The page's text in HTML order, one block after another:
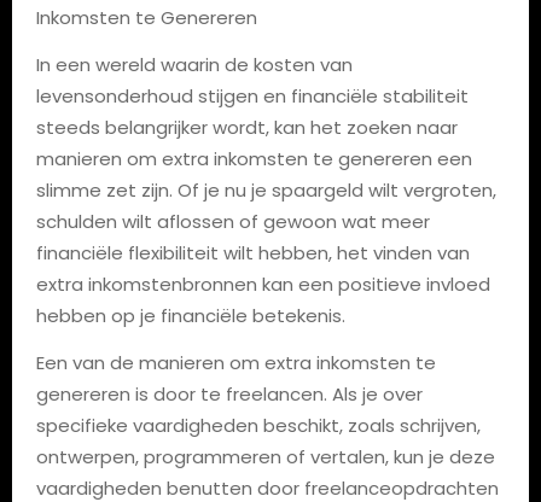
Inkomsten te Genereren
In een wereld waarin de kosten van
levensonderhoud stijgen en financiële stabiliteit
steeds belangrijker wordt, kan het zoeken naar
manieren om extra inkomsten te genereren een
slimme zet zijn. Of je nu je spaargeld wilt vergroten,
schulden wilt aflossen of gewoon wat meer
financiële flexibiliteit wilt hebben, het vinden van
extra inkomstenbronnen kan een positieve invloed
hebben op je financiële betekenis.
Een van de manieren om extra inkomsten te
genereren is door te freelancen. Als je over
specifieke vaardigheden beschikt, zoals schrijven,
ontwerpen, programmeren of vertalen, kun je deze
vaardigheden benutten door freelanceopdrachten